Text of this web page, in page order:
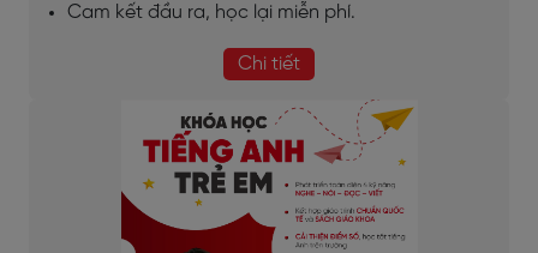
Cam kết đầu ra, học lại miễn phí.
Chi tiết